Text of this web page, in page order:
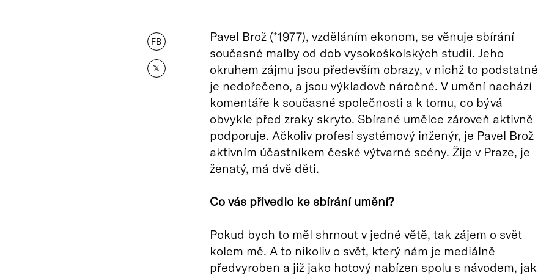
FB
𝕏
Pavel Brož (*1977), vzděláním ekonom, se věnuje sbírání
současné malby od dob vysokoškolských studií. Jeho
okruhem zájmu jsou především obrazy, v nichž to podstatné
je nedořečeno, a jsou výkladově náročné. V umění nachází
komentáře k současné společnosti a k tomu, co bývá
obvykle před zraky skryto. Sbírané umělce zároveň aktivně
podporuje. Ačkoliv profesí systémový inženýr, je Pavel Brož
aktivním účastníkem české výtvarné scény. Žije v Praze, je
ženatý, má dvě děti.
Co vás přivedlo ke sbírání umění?
Pokud bych to měl shrnout v jedné větě, tak zájem o svět
kolem mě. A to nikoliv o svět, který nám je mediálně
předvyroben a již jako hotový nabízen spolu s návodem, jak